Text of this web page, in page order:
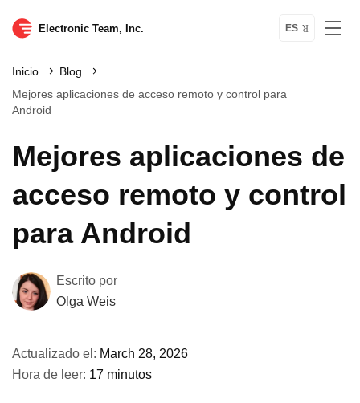
Electronic Team, Inc. ES
Inicio
Blog
Mejores aplicaciones de acceso remoto y control para
Android
Mejores aplicaciones de
acceso remoto y control
para Android
Escrito por
Olga Weis
Actualizado el: March 28, 2026
Hora de leer: 17 minutos